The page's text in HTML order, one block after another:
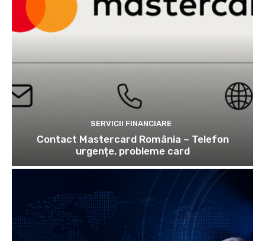
SERVICII FINANCIARE
Contact Mastercard România – Telefon
urgențe, probleme card